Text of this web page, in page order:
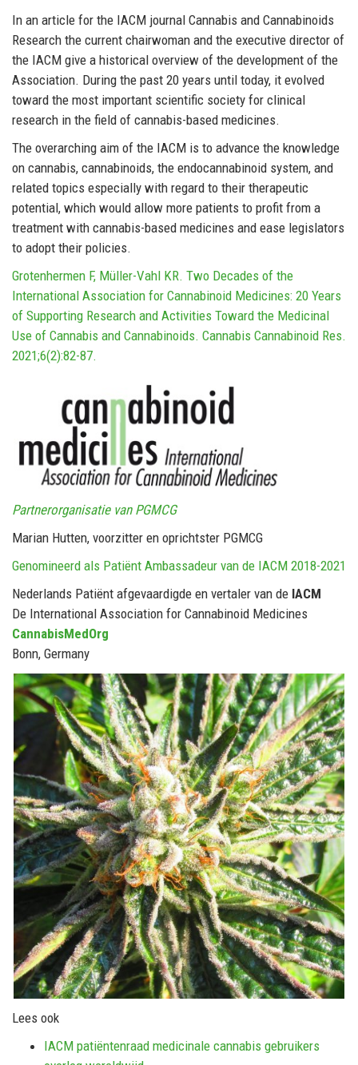
In an article for the IACM journal Cannabis and Cannabinoids
Research the current chairwoman and the executive director of
the IACM give a historical overview of the development of the
Association. During the past 20 years until today, it evolved
toward the most important scientific society for clinical
research in the field of cannabis-based medicines.
The overarching aim of the IACM is to advance the knowledge
on cannabis, cannabinoids, the endocannabinoid system, and
related topics especially with regard to their therapeutic
potential, which would allow more patients to profit from a
treatment with cannabis-based medicines and ease legislators
to adopt their policies.
Grotenhermen F, Müller-Vahl KR. Two Decades of the
International Association for Cannabinoid Medicines: 20 Years
of Supporting Research and Activities Toward the Medicinal
Use of Cannabis and Cannabinoids. Cannabis Cannabinoid Res.
2021;6(2):82-87.
Partnerorganisatie van PGMCG
Marian Hutten, voorzitter en oprichtster PGMCG
Genomineerd als Patiënt Ambassadeur van de IACM 2018-2021
Nederlands Patiënt afgevaardigde en vertaler van de IACM
De International Association for Cannabinoid Medicines
CannabisMedOrg
Bonn, Germany
Lees ook
IACM patiëntenraad medicinale cannabis gebruikers